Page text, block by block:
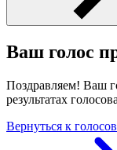
Ваш голос
Поздравляем! Ваш
результатах
Вернуться к